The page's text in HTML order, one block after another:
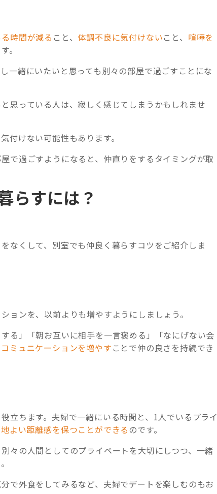
時間が減る こと、 体調不良に気付けないこと、 喧嘩を
。
一緒にいたいと思っても別々の部屋で過ごすことにな
思っている人は、寂しく感じてしまうかもしれませ
付けない可能性もあります。
で過ごすようになると、仲直りをするタイミングが取
らすには？
なくして、別室でも仲良く暮らすコツをご紹介しま
ョンを、以前よりも増やすようにしましょう。
る」「朝お互いに相手を一言褒める」「なにげない会
ミュニケーションを増やす ことで仲の良さを持続でき
立ちます。夫婦で一緒にいる時間と、1人でいるプライ
よい距離感を保つことができる のです。
々の人間としてのプライベートを大切にしつつ、一緒
で外食をしてみるなど、夫婦でデートを楽しむのもお